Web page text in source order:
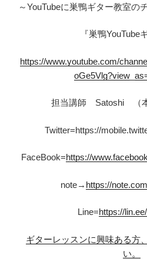
～YouTubeに巣鴨ギター教室の
『巣鴨YouTube
https://www.youtube.com/
担当講師 Satoshi （
Twitter=https://
FaceBook=https://
note→ https://
Line=https://
ギターレッスンに興味ある方
い。